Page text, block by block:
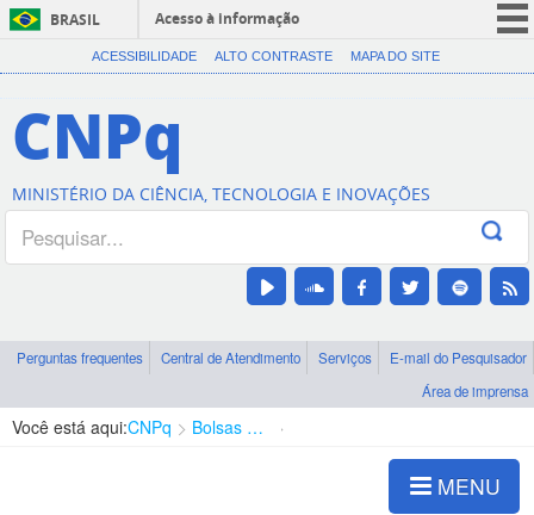
BRASIL
Acesso à informação
CORONAVÍRUS (COVID-19)
Canais
ACESSIBILIDADE ALTO CONTRASTE MAPA DO SITE
CNPq
MINISTÉRIO DA CIÊNCIA, TECNOLOGIA E INOVAÇÕES
Perguntas frequentes Central de Atendimento Serviços
E-mail do Pesquisador
Área de imprensa
Você está aqui:CNPq Bolsas e Auxílios Vigentes
MENU